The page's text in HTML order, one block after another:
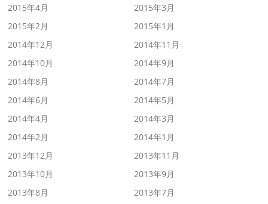
2015年4月
2015年3月
2015年2月
2015年1月
2014年12月
2014年11月
2014年10月
2014年9月
2014年8月
2014年7月
2014年6月
2014年5月
2014年4月
2014年3月
2014年2月
2014年1月
2013年12月
2013年11月
2013年10月
2013年9月
2013年8月
2013年7月